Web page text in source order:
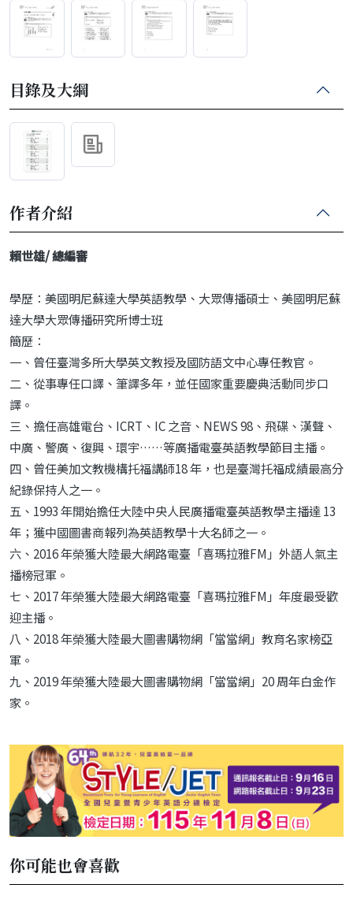
目錄及大綱
作者介紹
賴世雄/ 總編審
學歷：美國明尼蘇達大學英語教學、大眾傳播碩士、美國明尼蘇
達大學大眾傳播研究所博士班
簡歷：
一、曾任臺灣多所大學英文教授及國防語文中心專任教官。
二、從事專任口譯、筆譯多年，並任國家重要慶典活動同步口
譯。
三、擔任高雄電台、ICRT、IC 之音、NEWS 98、飛碟、漢聲、
中廣、警廣、復興、環宇……等廣播電臺英語教學節目主播。
四、曾任美加文教機構托福講師18 年，也是臺灣托福成績最高分
紀錄保持人之一。
五、1993 年開始擔任大陸中央人民廣播電臺英語教學主播達 13
年；獲中國圖書商報列為英語教學十大名師之一。
六、2016 年榮獲大陸最大網路電臺「喜瑪拉雅FM」外語人氣主
播榜冠軍。
七、2017 年榮獲大陸最大網路電臺「喜瑪拉雅FM」年度最受歡
迎主播。
八、2018 年榮獲大陸最大圖書購物網「當當網」教育名家榜亞
軍。
九、2019 年榮獲大陸最大圖書購物網「當當網」20 周年白金作
家。
你可能也會喜歡